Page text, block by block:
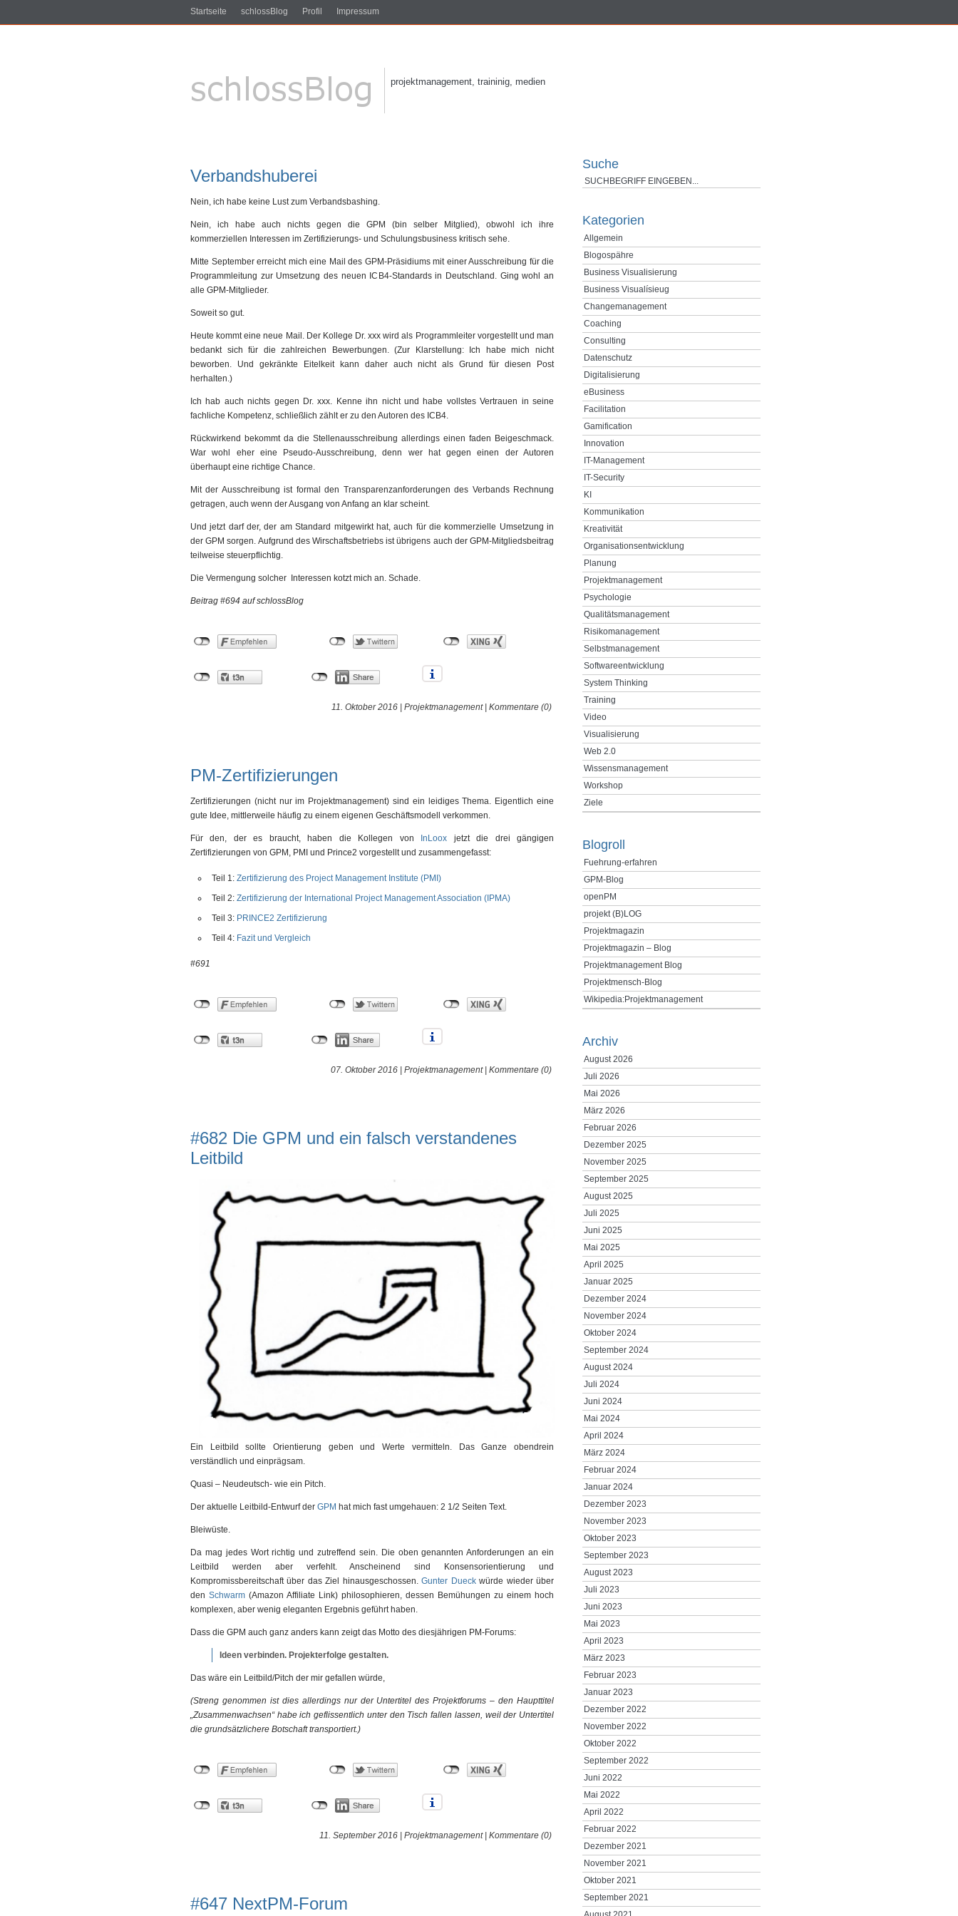
Startseite schlossBlog Profil Impressum
projektmanagement, traininig, medien
Verbandshuberei
Nein, ich habe keine Lust zum Verbandsbashing.
Nein, ich habe auch nichts gegen die GPM (bin selber Mitglied), obwohl ich ihre
kommerziellen Interessen im Zertifizierungs- und Schulungsbusiness kritisch sehe.
Mitte September erreicht mich eine Mail des GPM-Präsidiums mit einer Ausschreibung für die
Programmleitung zur Umsetzung des neuen ICB4-Standards in Deutschland. Ging wohl an
alle GPM-Mitglieder.
Soweit so gut.
Heute kommt eine neue Mail. Der Kollege Dr. xxx wird als Programmleiter vorgestellt und man
bedankt sich für die zahlreichen Bewerbungen. (Zur Klarstellung: Ich habe mich nicht
beworben. Und gekränkte Eitelkeit kann daher auch nicht als Grund für diesen Post
herhalten.)
Ich hab auch nichts gegen Dr. xxx. Kenne ihn nicht und habe vollstes Vertrauen in seine
fachliche Kompetenz, schließlich zählt er zu den Autoren des ICB4.
Rückwirkend bekommt da die Stellenausschreibung allerdings einen faden Beigeschmack.
War wohl eher eine Pseudo-Ausschreibung, denn wer hat gegen einen der Autoren
überhaupt eine richtige Chance.
Mit der Ausschreibung ist formal den Transparenzanforderungen des Verbands Rechnung
getragen, auch wenn der Ausgang von Anfang an klar scheint.
Und jetzt darf der, der am Standard mitgewirkt hat, auch für die kommerzielle Umsetzung in
der GPM sorgen. Aufgrund des Wirschaftsbetriebs ist übrigens auch der GPM-Mitgliedsbeitrag
teilweise steuerpflichtig.
Die Vermengung solcher Interessen kotzt mich an. Schade.
Beitrag #694 auf schlossBlog
11. Oktober 2016 | Projektmanagement Kommentare (0)
PM-Zertifizierungen
Zertifizierungen (nicht nur im Projektmanagement) sind ein leidiges Thema. Eigentlich eine
gute Idee, mittlerweile häufig zu einem eigenen Geschäftsmodell verkommen.
Für den, der es braucht, haben die Kollegen von InLoox jetzt die drei gängigen
Zertifizierungen von GPM, PMI und Prince2 vorgestellt und zusammengefasst:
Teil 1: Zertifizierung des Project Management Institute (PMI)
Teil 2: Zertifizierung der International Project Management Association (IPMA)
Teil 3: PRINCE2 Zertifizierung
Teil 4: Fazit und Vergleich
#691
07. Oktober 2016 | Projektmanagement Kommentare (0)
#682 Die GPM und ein falsch verstandenes
Leitbild
Ein Leitbild sollte Orientierung geben und Werte vermitteln. Das Ganze obendrein
verständlich und einprägsam.
Quasi – Neudeutsch- wie ein Pitch.
Der aktuelle Leitbild-Entwurf der GPM hat mich fast umgehauen: 2 1/2 Seiten Text.
Bleiwüste.
Da mag jedes Wort richtig und zutreffend sein. Die oben genannten Anforderungen an ein
Leitbild werden aber verfehlt. Anscheinend sind Konsensorientierung und
Kompromissbereitschaft über das Ziel hinausgeschossen.Gunter Dueckwürde wieder über
den Schwarm (Amazon Affiliate Link) philosophieren, dessen Bemühungen zu einem hoch
komplexen, aber wenig eleganten Ergebnis geführt haben.
Dass die GPM auch ganz anders kann zeigt das Motto des diesjährigen PM-Forums:
Ideen verbinden. Projekterfolge gestalten.
Das wäre ein Leitbild/Pitch der mir gefallen würde,
(Streng genommen ist dies allerdings nur der Untertitel des Projektforums – den Haupttitel
„Zusammenwachsen“ habe ich geflissentlich unter den Tisch fallen lassen, weil der Untertitel
die grundsätzlichere Botschaft transportiert.)
11. September 2016 | Projektmanagement Kommentare (0)
#647 NextPM-Forum
Suche
Kategorien
Allgemein
Blogospähre
Business Visualisierung
Business Visualísieug
Changemanagement
Coaching
Consulting
Datenschutz
Digitalisierung
eBusiness
Facilitation
Gamification
Innovation
IT-Management
IT-Security
KI
Kommunikation
Kreativität
Organisationsentwicklung
Planung
Projektmanagement
Psychologie
Qualitätsmanagement
Risikomanagement
Selbstmanagement
Softwareentwicklung
System Thinking
Training
Video
Visualisierung
Web 2.0
Wissensmanagement
Workshop
Ziele
Blogroll
Fuehrung-erfahren
GPM-Blog
openPM
projekt (B)LOG
Projektmagazin
Projektmagazin – Blog
Projektmanagement Blog
Projektmensch-Blog
Wikipedia:Projektmanagement
Archiv
August 2026
Juli 2026
Mai 2026
März 2026
Februar 2026
Dezember 2025
November 2025
September 2025
August 2025
Juli 2025
Juni 2025
Mai 2025
April 2025
Januar 2025
Dezember 2024
November 2024
Oktober 2024
September 2024
August 2024
Juli 2024
Juni 2024
Mai 2024
April 2024
März 2024
Februar 2024
Januar 2024
Dezember 2023
November 2023
Oktober 2023
September 2023
August 2023
Juli 2023
Juni 2023
Mai 2023
April 2023
März 2023
Februar 2023
Januar 2023
Dezember 2022
November 2022
Oktober 2022
September 2022
Juni 2022
Mai 2022
April 2022
Februar 2022
Dezember 2021
November 2021
Oktober 2021
September 2021